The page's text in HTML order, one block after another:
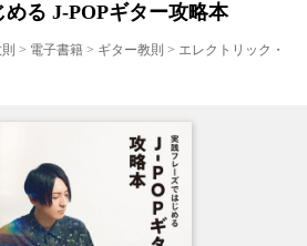
る J-POPギター攻略本
> 電子書籍 > ギター教則 > エレクトリック・